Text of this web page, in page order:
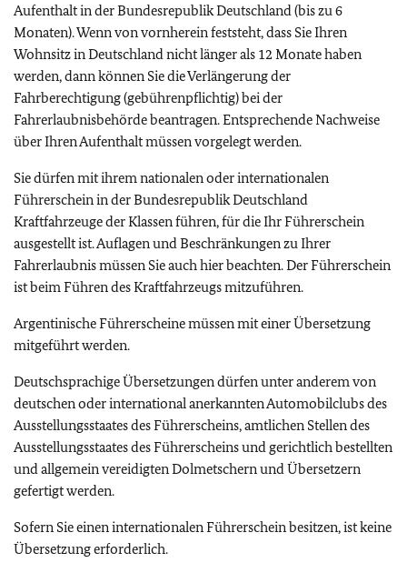
Aufenthalt in der Bundesrepublik Deutschland (bis zu 6
Monaten). Wenn von vornherein feststeht, dass Sie Ihren
Wohnsitz in Deutschland nicht länger als 12 Monate haben
werden, dann können Sie die Verlängerung der
Fahrberechtigung (gebührenpflichtig) bei der
Fahrerlaubnisbehörde beantragen. Entsprechende Nachweise
über Ihren Aufenthalt müssen vorgelegt werden.
Sie dürfen mit ihrem nationalen oder internationalen
Führerschein in der Bundesrepublik Deutschland
Kraftfahrzeuge der Klassen führen, für die Ihr Führerschein
ausgestellt ist. Auflagen und Beschränkungen zu Ihrer
Fahrerlaubnis müssen Sie auch hier beachten. Der Führerschein
ist beim Führen des Kraftfahrzeugs mitzuführen.
Argentinische Führerscheine müssen mit einer Übersetzung
mitgeführt werden.
Deutschsprachige Übersetzungen dürfen unter anderem von
deutschen oder international anerkannten Automobilclubs des
Ausstellungsstaates des Führerscheins, amtlichen Stellen des
Ausstellungsstaates des Führerscheins und gerichtlich bestellten
und allgemein vereidigten Dolmetschern und Übersetzern
gefertigt werden.
Sofern Sie einen internationalen Führerschein besitzen, ist keine
Übersetzung erforderlich.